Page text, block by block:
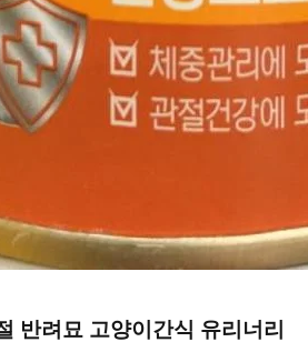
반려묘 고양이간식 유리너리